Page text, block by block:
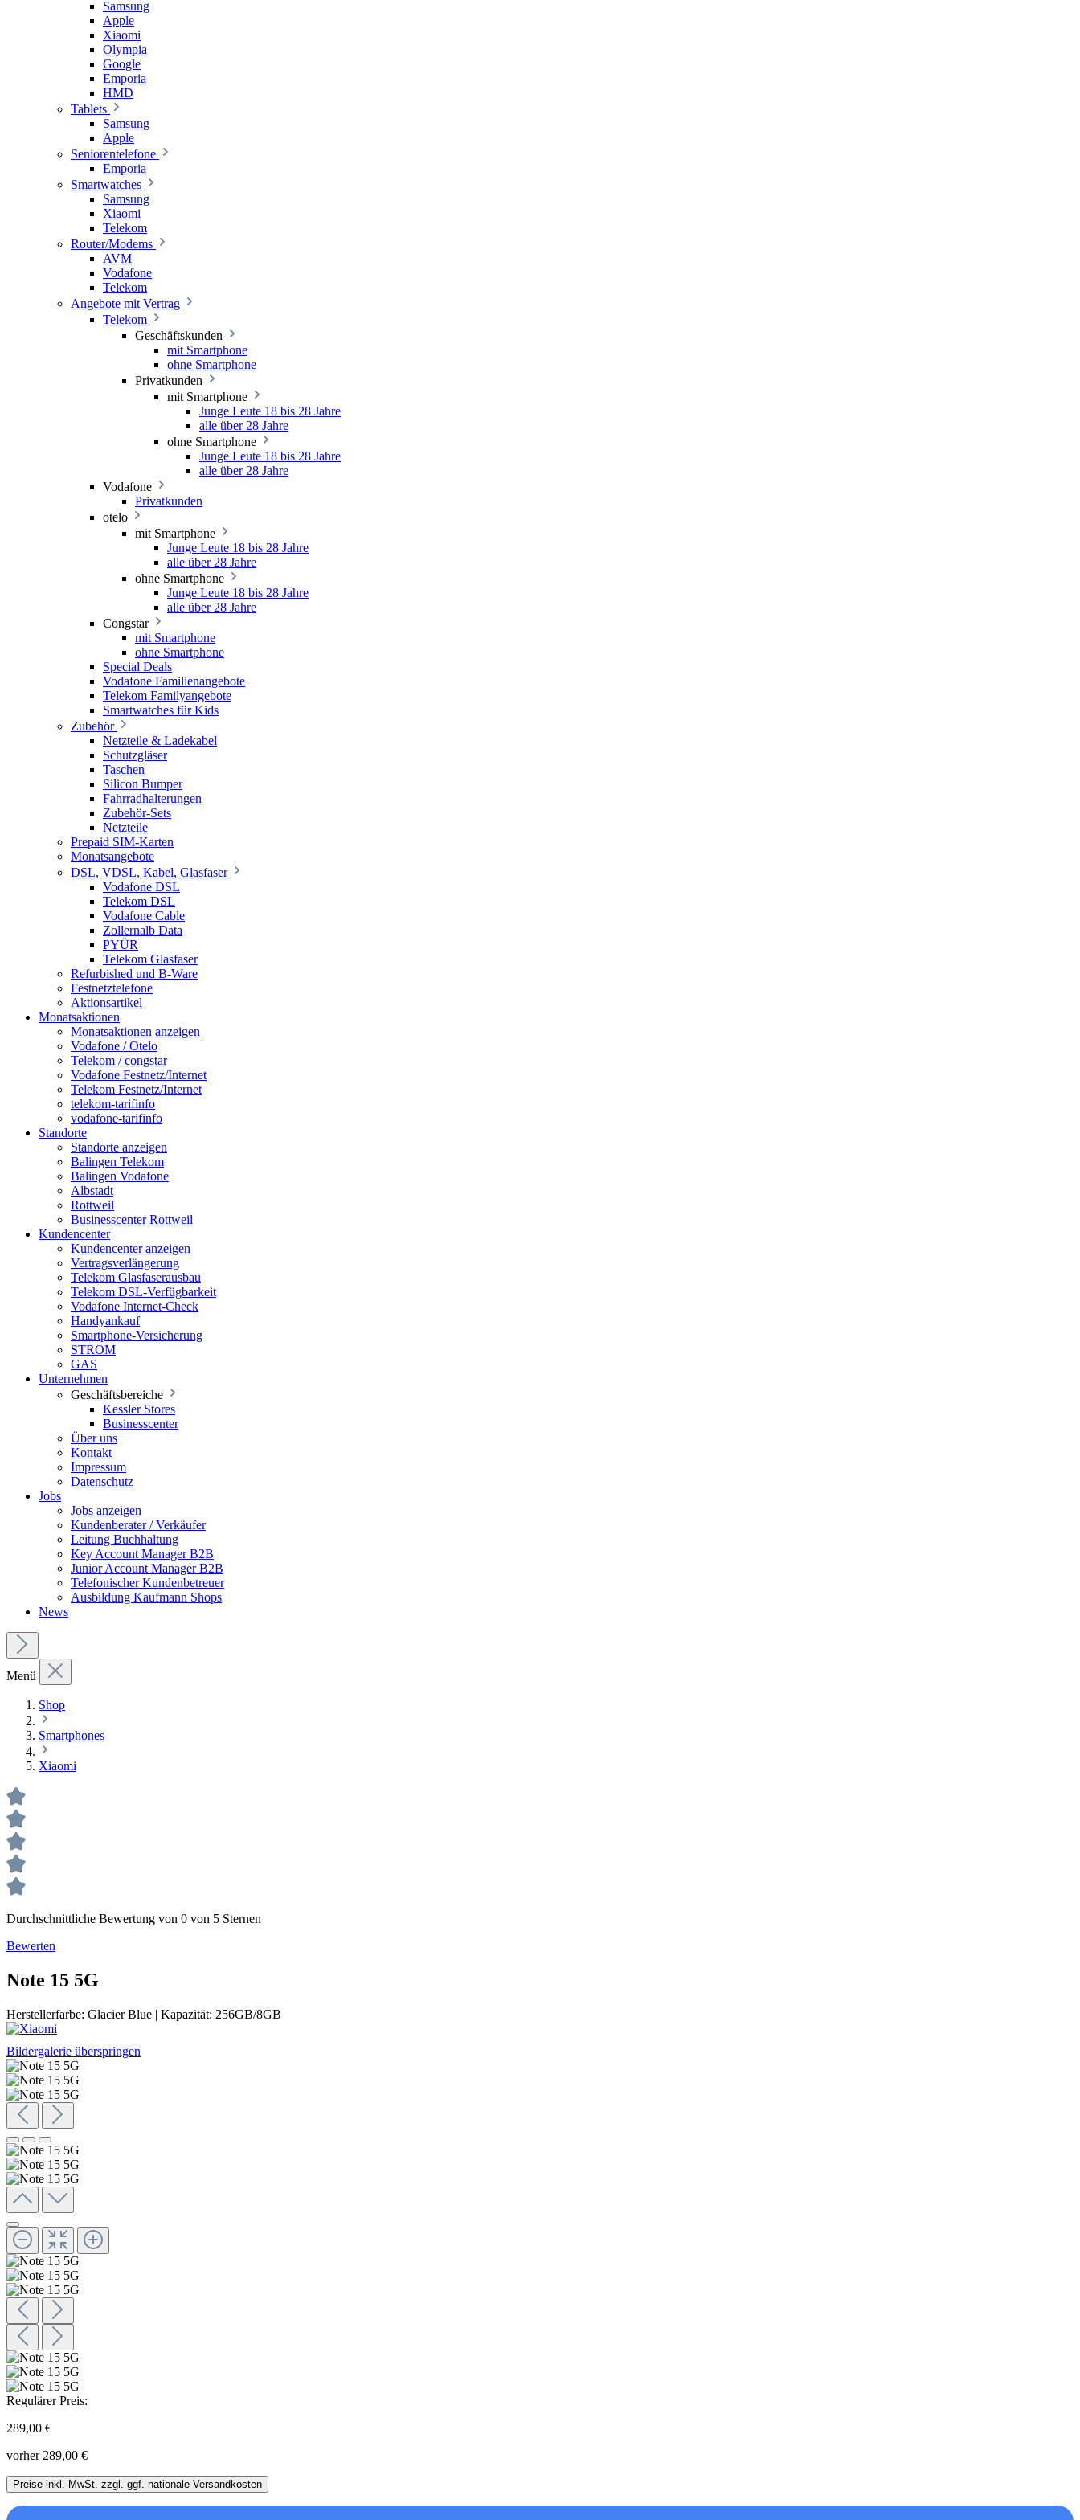
Samsung
Apple
Xiaomi
Olympia
Google
Emporia
HMD
Tablets
Samsung
Apple
Seniorentelefone
Emporia
Smartwatches
Samsung
Xiaomi
Telekom
Router/Modems
AVM
Vodafone
Telekom
Angebote mit Vertrag
Telekom
Geschäftskunden
mit Smartphone
ohne Smartphone
Privatkunden
mit Smartphone
Junge Leute 18 bis 28 Jahre
alle über 28 Jahre
ohne Smartphone
Junge Leute 18 bis 28 Jahre
alle über 28 Jahre
Vodafone
Privatkunden
otelo
mit Smartphone
Junge Leute 18 bis 28 Jahre
alle über 28 Jahre
ohne Smartphone
Junge Leute 18 bis 28 Jahre
alle über 28 Jahre
Congstar
mit Smartphone
ohne Smartphone
Special Deals
Vodafone Familienangebote
Telekom Familyangebote
Smartwatches für Kids
Zubehör
Netzteile & Ladekabel
Schutzgläser
Taschen
Silicon Bumper
Fahrradhalterungen
Zubehör-Sets
Netzteile
Prepaid SIM-Karten
Monatsangebote
DSL, VDSL, Kabel, Glasfaser
Vodafone DSL
Telekom DSL
Vodafone Cable
Zollernalb Data
PYÜR
Telekom Glasfaser
Refurbished und B-Ware
Festnetztelefone
Aktionsartikel
Monatsaktionen
Monatsaktionen anzeigen
Vodafone / Otelo
Telekom / congstar
Vodafone Festnetz/Internet
Telekom Festnetz/Internet
telekom-tarifinfo
vodafone-tarifinfo
Standorte
Standorte anzeigen
Balingen Telekom
Balingen Vodafone
Albstadt
Rottweil
Businesscenter Rottweil
Kundencenter
Kundencenter anzeigen
Vertragsverlängerung
Telekom Glasfaserausbau
Telekom DSL-Verfügbarkeit
Vodafone Internet-Check
Handyankauf
Smartphone-Versicherung
STROM
GAS
Unternehmen
Geschäftsbereiche
Kessler Stores
Businesscenter
Über uns
Kontakt
Impressum
Datenschutz
Jobs
Jobs anzeigen
Kundenberater / Verkäufer
Leitung Buchhaltung
Key Account Manager B2B
Junior Account Manager B2B
Telefonischer Kundenbetreuer
Ausbildung Kaufmann Shops
News
Menü
Shop
Smartphones
Xiaomi
Durchschnittliche Bewertung von 0 von 5 Sternen
Bewerten
Note 15 5G
Herstellerfarbe: Glacier Blue | Kapazität: 256GB/8GB
Bildergalerie überspringen
Regulärer Preis:
289,00 €
vorher 289,00 €
Preise inkl. MwSt. zzgl. ggf. nationale Versandkosten